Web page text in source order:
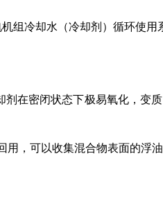
组冷却水（冷却剂）循环使用
在密闭状态下极易氧化，变
，可以收集混合物表面的浮